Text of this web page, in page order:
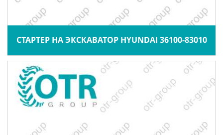
СТАРТЕР НА ЭКСКАВАТОР HYUNDAI 36100-83010